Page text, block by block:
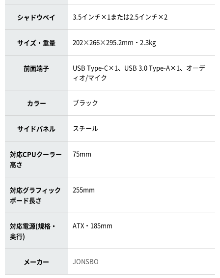
シャドウベイ 3.5インチ×1または2.5インチ×2
サイズ・重量 202×266×295.2mm・2.3kg
前面端子
USB Type-C×1、USB 3.0 Type-A×1、オーデ
ィオ/マイク
カラー ブラック
サイドパネル スチール
対応CPUクーラー
高さ
75mm
対応グラフィック
ボード長さ
255mm
対応電源(規格・
奥行)
ATX・185mm
メーカー JONSBO